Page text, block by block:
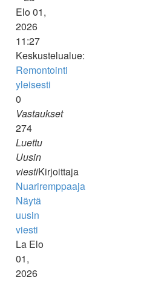
Elo 01,
2026
11:27
Keskustelualue:
Remontointi
yleisesti
0
Vastaukset
274
Luettu
Uusin
viestiKirjoittaja
Nuariremppaaja
Näytä
uusin
viesti
La Elo
01,
2026